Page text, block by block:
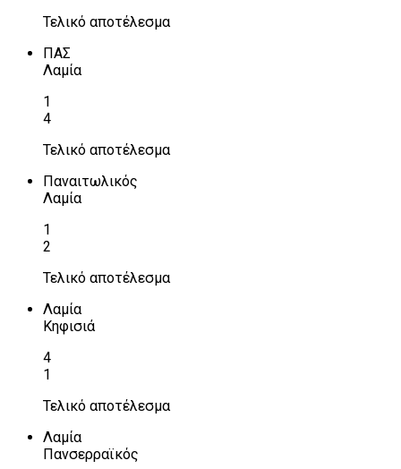
Τελικό αποτέλεσμα
ΠΑΣ
Λαμία
1
4
Τελικό αποτέλεσμα
Παναιτωλικός
Λαμία
1
2
Τελικό αποτέλεσμα
Λαμία
Κηφισιά
4
1
Τελικό αποτέλεσμα
Λαμία
Πανσερραϊκός